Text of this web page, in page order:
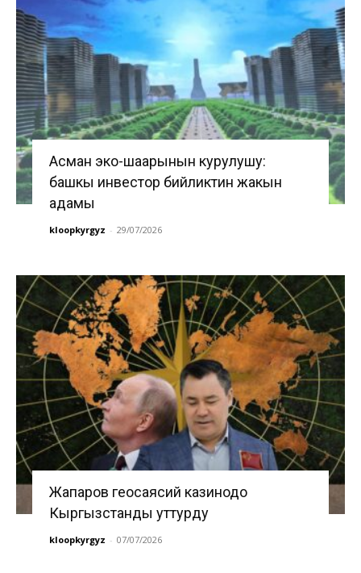
Асман эко-шаарынын курулушу:
башкы инвестор бийликтин жакын
адамы
kloopkyrgyz - 29/07/2026
Жапаров геосаясий казинодо
Кыргызстанды уттурду
kloopkyrgyz - 07/07/2026